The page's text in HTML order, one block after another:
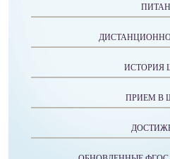
ИСТОРИЯ
ПРИЕМ В